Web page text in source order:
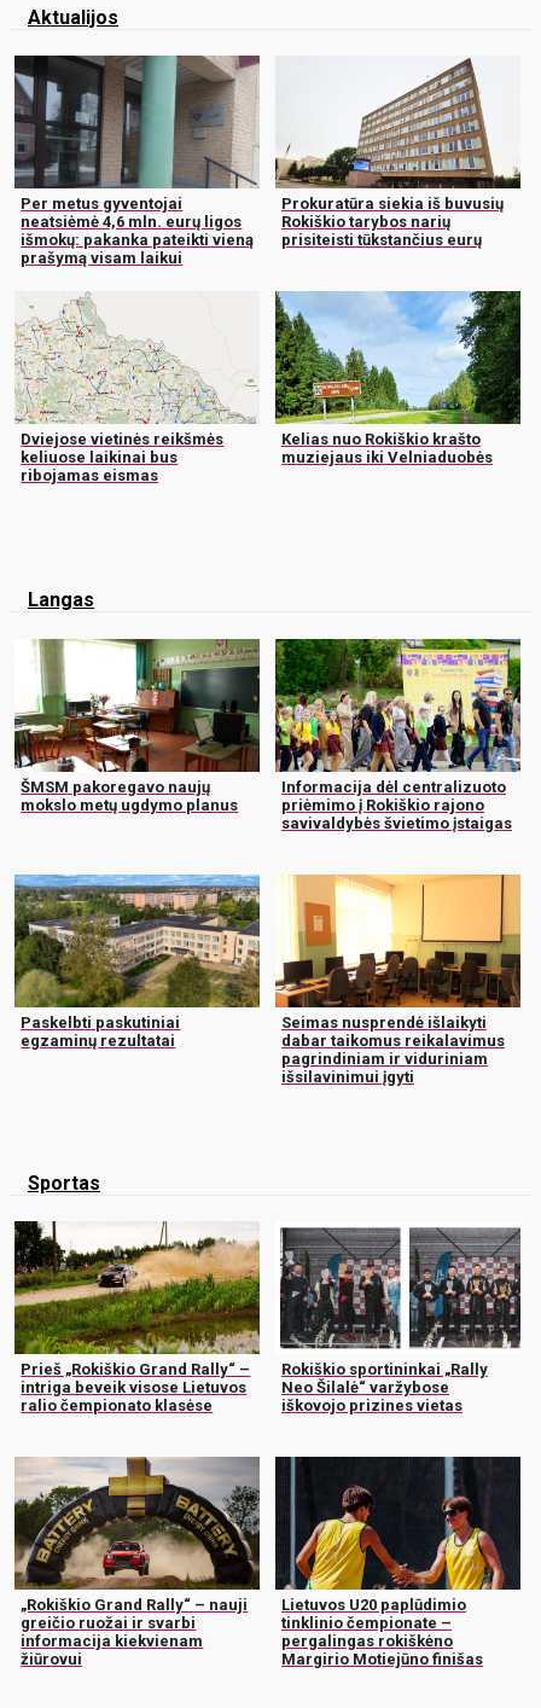
Aktualijos
Per metus gyventojai
neatsiėmė 4,6 mln. eurų ligos
išmokų: pakanka pateikti vieną
prašymą visam laikui
Prokuratūra siekia iš buvusių
Rokiškio tarybos narių
prisiteisti tūkstančius eurų
Dviejose vietinės reikšmės
keliuose laikinai bus
ribojamas eismas
Kelias nuo Rokiškio krašto
muziejaus iki Velniaduobės
Langas
ŠMSM pakoregavo naujų
mokslo metų ugdymo planus
Informacija dėl centralizuoto
priėmimo į Rokiškio rajono
savivaldybės švietimo įstaigas
Paskelbti paskutiniai
egzaminų rezultatai
Seimas nusprendė išlaikyti
dabar taikomus reikalavimus
pagrindiniam ir viduriniam
išsilavinimui įgyti
Sportas
Prieš „Rokiškio Grand Rally“ –
intriga beveik visose Lietuvos
ralio čempionato klasėse
Rokiškio sportininkai „Rally
Neo Šilalė“ varžybose
iškovojo prizines vietas
„Rokiškio Grand Rally“ – nauji
greičio ruožai ir svarbi
informacija kiekvienam
žiūrovui
Lietuvos U20 paplūdimio
tinklinio čempionate –
pergalingas rokiškėno
Margirio Motiejūno finišas